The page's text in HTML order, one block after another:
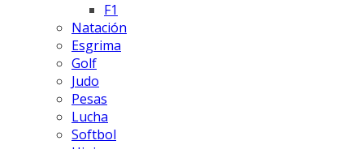
F1
Natación
Esgrima
Golf
Judo
Pesas
Lucha
Softbol